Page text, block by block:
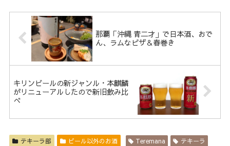
那覇「沖縄 青二才」で日本酒、おで
ん、ラムなピザ＆春巻き
キリンビールの新ジャンル・本麒麟
がリニューアルしたので新旧飲み比
べ
テキーラ部 ビール以外のお酒 Teremana
テキーラ